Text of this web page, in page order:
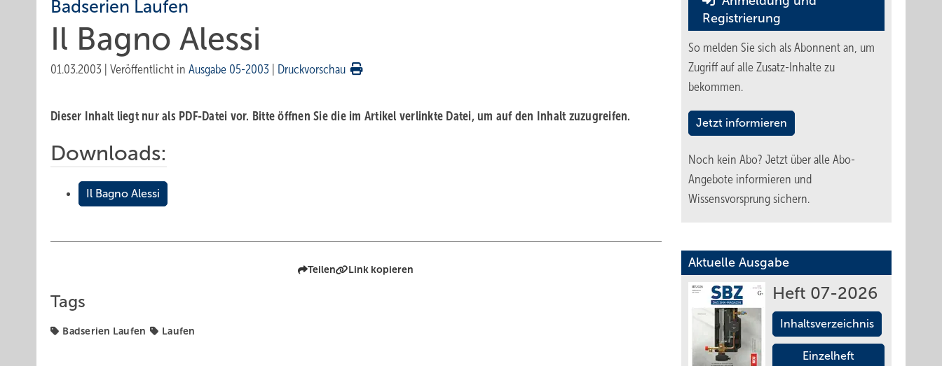
Badserien Laufen
Il Bagno Alessi
01.03.2003 Veröffentlicht in Ausgabe 05-2003 Druckvorschau
Dieser Inhalt liegt nur als PDF-Datei vor. Bitte öffnen Sie die im Artikel verlinkte Datei, um auf den Inhalt zuzugreifen.
Downloads:
Il Bagno Alessi
Teilen Link kopieren
Tags
Badserien Laufen Laufen
Registrierung
So melden Sie sich als Abonnent an, um
Zugriff auf alle Zusatz-Inhalte zu
bekommen.
Jetzt informieren
Noch kein Abo? Jetzt über alle Abo-
Angebote informieren und
Wissensvorsprung sichern.
Aktuelle Ausgabe
Heft 07-2026
Inhaltsverzeichnis
Einzelheft